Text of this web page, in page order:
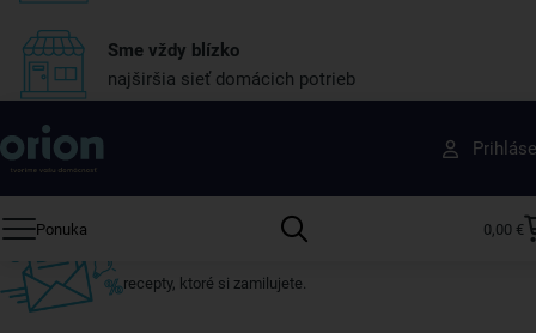
Sme vždy blízko
najširšia sieť domácich potrieb
Ponuka 0,00 €
Získajte rady, recepty a tipy na zľavy skôr ako
ktokoľvek iný
Prihláste sa k odberu nášho newslettera.
recepty, ktoré si zamilujete.